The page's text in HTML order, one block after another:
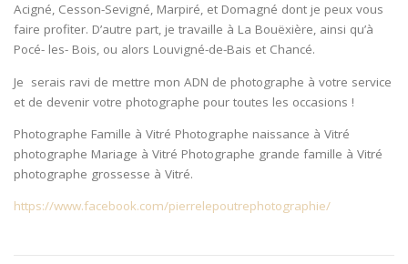
Acigné, Cesson-Sevigné, Marpiré, et Domagné dont je peux vous
faire profiter. D’autre part, je travaille à La Bouëxière, ainsi qu’à
Pocé- les- Bois, ou alors Louvigné-de-Bais et Chancé.
Je serais ravi de mettre mon ADN de photographe à votre service
et de devenir votre photographe pour toutes les occasions !
Photographe Famille à Vitré Photographe naissance à Vitré
photographe Mariage à Vitré Photographe grande famille à Vitré
photographe grossesse à Vitré.
https://www.facebook.com/pierrelepoutrephotographie/